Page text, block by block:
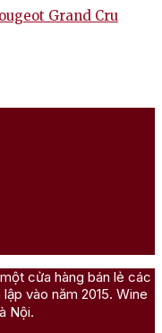
Grand Cru
cửa hàng bán lẻ các
vào năm 2015. Wine
Nội.